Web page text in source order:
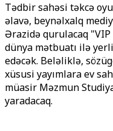
Tədbir sahəsi təkcə
əlavə, beynəlxalq
Ərazidə qurulacaq
dünya mətbuatı ilə
edəcək. Beləliklə,
xüsusi yayımlara ev
müasir Məzmun
yaradacaq.